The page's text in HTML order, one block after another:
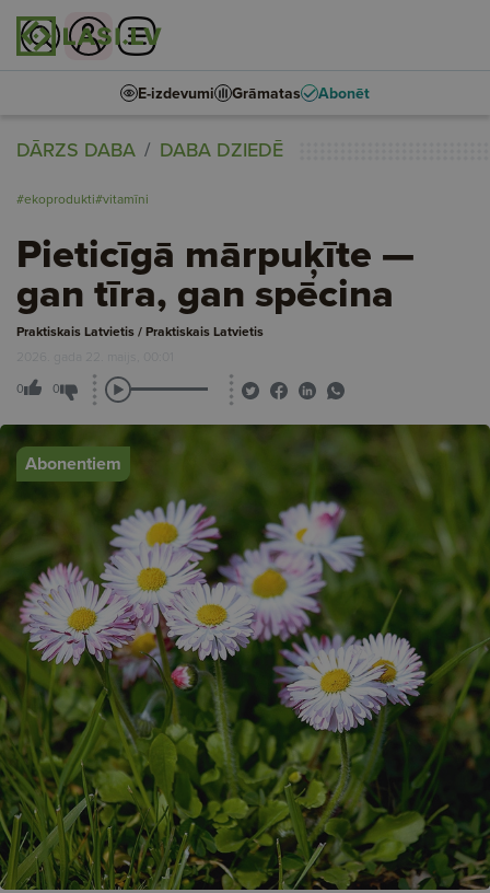
E-izdevumi Grāmatas Abonēt
DĀRZS DABA DABA DZIEDĒ
#ekoprodukti#vitamīni
Pieticīgā mārpuķīte —
gan tīra, gan spēcina
Praktiskais Latvietis / Praktiskais Latvietis
2026. gada 22. maijs, 00:01
0 0
Abonentiem